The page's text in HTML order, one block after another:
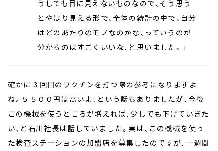
うしても目に見えないものなので、そう思う
とやはり見える形で、全体の統計の中で、自分
はどのあたりのモノなのかな、っていうのが
分かるのはすごくいいな、と思いました。」
確かに３回目のワクチンを打つ際の参考になりますよ
ね。５５００円は高いよ、という話もありましたが、今後
この機械を使うところが増えれば、少しでも下げていきた
い、と石川社長は話していました。実は、この機械を使っ
た検査ステーションの加盟店を募集したのですが、一週間